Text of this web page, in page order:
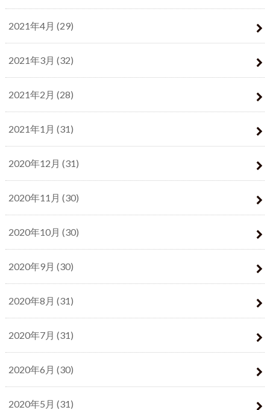
2021年4月 (29)
2021年3月 (32)
2021年2月 (28)
2021年1月 (31)
2020年12月 (31)
2020年11月 (30)
2020年10月 (30)
2020年9月 (30)
2020年8月 (31)
2020年7月 (31)
2020年6月 (30)
2020年5月 (31)